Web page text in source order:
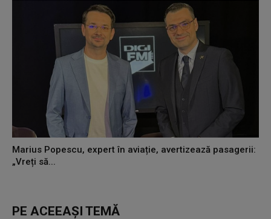
Marius Popescu, expert în aviație, avertizează pasagerii:
„Vreți să...
PE ACEEAȘI TEMĂ